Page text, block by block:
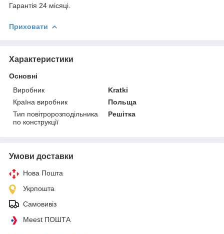
Гарантія 24 місяці.
Приховати
Характеристики
Основні
Виробник
Kratki
Країна виробник
Польща
Тип повітророзподільника
по конструкції
Решітка
Умови доставки
Нова Пошта
Укрпошта
Самовивіз
Meest ПОШТА